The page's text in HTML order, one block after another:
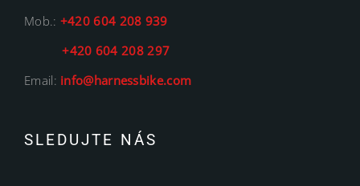
Mob.: +420 604 208 939
+420 604 208 297
Email: info@harnessbike.com
SLEDUJTE NÁS